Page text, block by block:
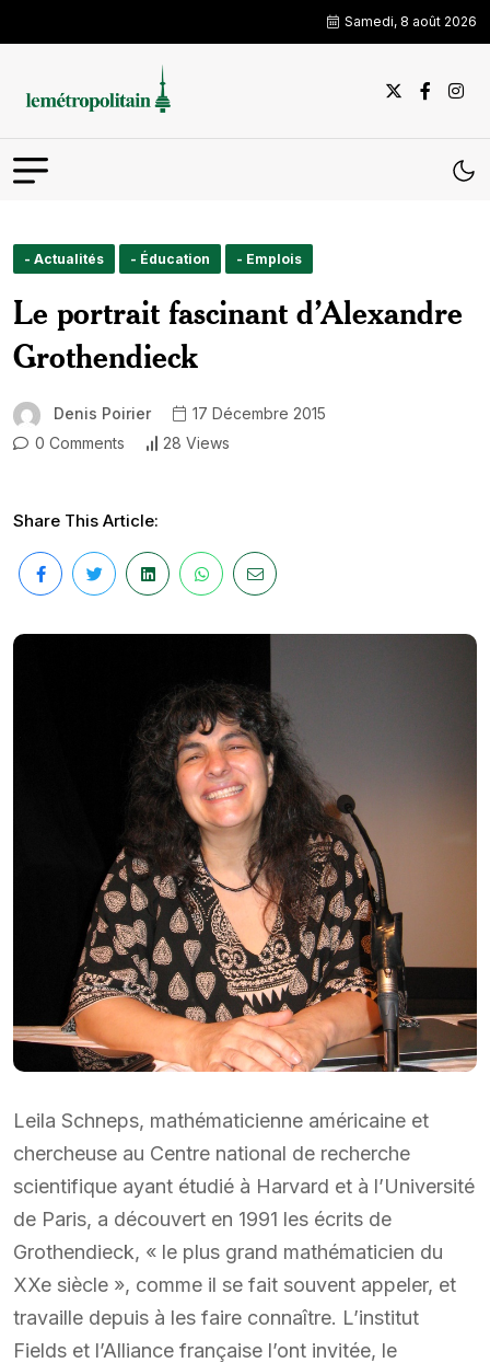
Samedi, 8 août 2026
- Actualités - Éducation - Emplois
Le portrait fascinant d’Alexandre
Grothendieck
Denis Poirier
17 Décembre 2015
0 Comments
28 Views
Share This Article:
Leila Schneps, mathématicienne américaine et
chercheuse au Centre national de recherche
scientifique ayant étudié à Harvard et à l’Université
de Paris, a découvert en 1991 les écrits de
Grothendieck, « le plus grand mathématicien du
XXe siècle », comme il se fait souvent appeler, et
travaille depuis à les faire connaître. L’institut
Fields et l’Alliance française l’ont invitée, le